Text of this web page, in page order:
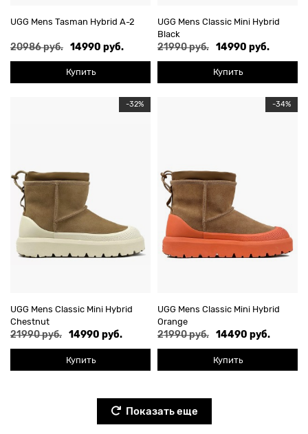
UGG Mens Tasman Hybrid А-2
20986 руб. 14990 руб.
Купить
UGG Mens Classic Mini Hybrid
Black
21990 руб. 14990 руб.
Купить
-32%
UGG Mens Classic Mini Hybrid
Chestnut
21990 руб. 14990 руб.
Купить
-34%
UGG Mens Classic Mini Hybrid
Orange
21990 руб. 14490 руб.
Купить
Показать еще